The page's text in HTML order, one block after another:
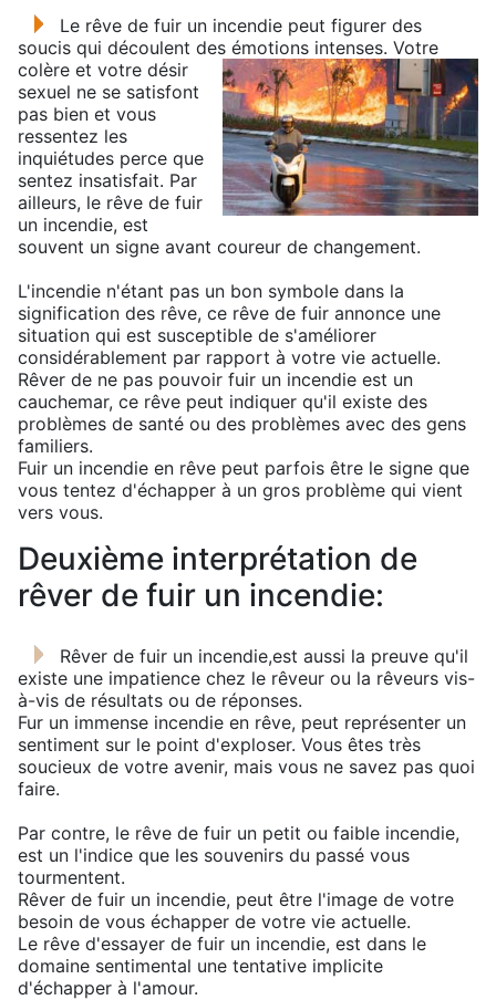
Le rêve de fuir un incendie peut figurer des
soucis qui découlent des émotions intenses. Votre
colère et votre désir
sexuel ne se satisfont
pas bien et vous
ressentez les
inquiétudes perce que
sentez insatisfait. Par
ailleurs, le rêve de fuir
un incendie, est
souvent un signe avant coureur de changement.
L'incendie n'étant pas un bon symbole dans la
signification des rêve, ce rêve de fuir annonce une
situation qui est susceptible de s'améliorer
considérablement par rapport à votre vie actuelle.
Rêver de ne pas pouvoir fuir un incendie est un
cauchemar, ce rêve peut indiquer qu'il existe des
problèmes de santé ou des problèmes avec des gens
familiers.
Fuir un incendie en rêve peut parfois être le signe que
vous tentez d'échapper à un gros problème qui vient
vers vous.
Deuxième interprétation de
rêver de fuir un incendie:
Rêver de fuir un incendie,est aussi la preuve qu'il
existe une impatience chez le rêveur ou la rêveurs vis-
à-vis de résultats ou de réponses.
Fur un immense incendie en rêve, peut représenter un
sentiment sur le point d'exploser. Vous êtes très
soucieux de votre avenir, mais vous ne savez pas quoi
faire.
Par contre, le rêve de fuir un petit ou faible incendie,
est un l'indice que les souvenirs du passé vous
tourmentent.
Rêver de fuir un incendie, peut être l'image de votre
besoin de vous échapper de votre vie actuelle.
Le rêve d'essayer de fuir un incendie, est dans le
domaine sentimental une tentative implicite
d'échapper à l'amour.